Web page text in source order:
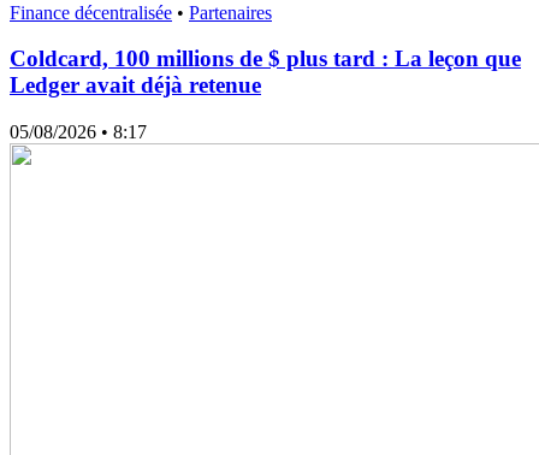
Finance décentralisée • Partenaires
Coldcard, 100 millions de $ plus tard : La leçon que
Ledger avait déjà retenue
05/08/2026 • 8:17